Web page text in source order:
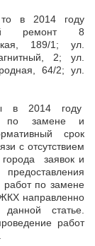
то в 2014 году
ремонт 8
189/1; ул.
2; ул.
64/2; ул.
в 2014 году
по замене и
срок
с отсутствием
заявок и
работ по замене
направленно
статье.
работ